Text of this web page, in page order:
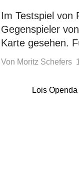
Im Testspiel von
Gegenspieler
Karte gesehen.
Von Moritz Schefers